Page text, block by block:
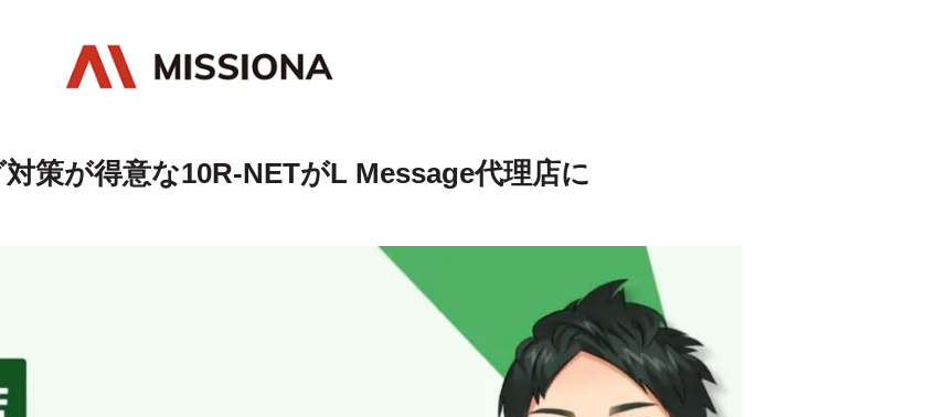
策が得意な10R-NETがL Message代理店に